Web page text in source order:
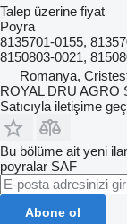
Talep üzerine fiyat
Poyra
8135701-0155,
8150803-0021,
Romanya,
ROYAL DRU AGRO
Satıcıyla iletişime geç
Bu bölüme ait yeni
poyralar SAF
Abone ol